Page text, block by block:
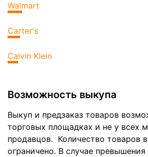
Walmart
Carter's
Calvin Klein
Возможность выкупа
Выкуп и предзаказ товаров
торговых площадках и не у всех
продавцов. Количество товаров
ограничено. В случае